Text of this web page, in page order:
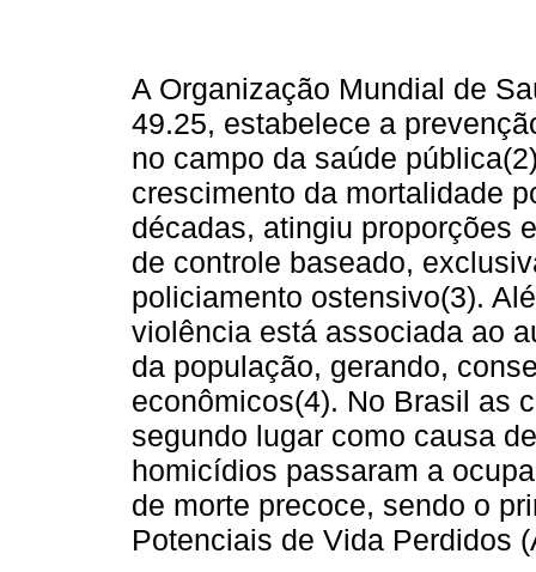
A Organização Mundial de
49.25, estabelece a
no campo da saúde
crescimento da mortalidade
décadas, atingiu proporções
de controle baseado,
policiamento ostensivo(3).
violência está associada ao
da população, gerando,
econômicos(4). No Brasil as
segundo lugar como causa
homicídios passaram a
de morte precoce, sendo o
Potenciais de Vida Perdidos